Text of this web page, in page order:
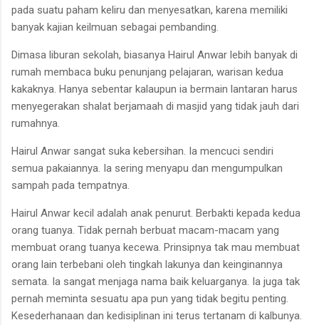
pada suatu paham keliru dan menyesatkan, karena memiliki
banyak kajian keilmuan sebagai pembanding.
Dimasa liburan sekolah, biasanya Hairul Anwar lebih banyak di
rumah membaca buku penunjang pelajaran, warisan kedua
kakaknya. Hanya sebentar kalaupun ia bermain lantaran harus
menyegerakan shalat berjamaah di masjid yang tidak jauh dari
rumahnya.
Hairul Anwar sangat suka kebersihan. Ia mencuci sendiri
semua pakaiannya. Ia sering menyapu dan mengumpulkan
sampah pada tempatnya.
Hairul Anwar kecil adalah anak penurut. Berbakti kepada kedua
orang tuanya. Tidak pernah berbuat macam-macam yang
membuat orang tuanya kecewa. Prinsipnya tak mau membuat
orang lain terbebani oleh tingkah lakunya dan keinginannya
semata. Ia sangat menjaga nama baik keluarganya. Ia juga tak
pernah meminta sesuatu apa pun yang tidak begitu penting.
Kesederhanaan dan kedisiplinan ini terus tertanam di kalbunya.